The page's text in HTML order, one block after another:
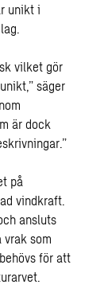
unikt i
vilket gör
säger
är dock
på
vindkraft.
ansluts
som
för att